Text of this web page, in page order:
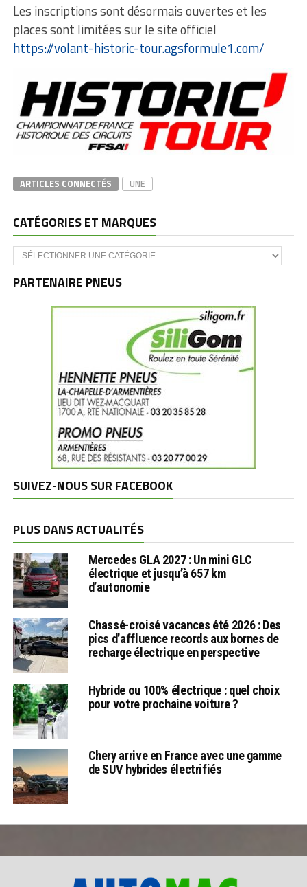
Les inscriptions sont désormais ouvertes et les
places sont limitées sur le site officiel
https://volant-historic-tour.agsformule1.com/
ARTICLES CONNECTÉS UNE
CATÉGORIES ET MARQUES
Catégories
et
PARTENAIRE PNEUS
SUIVEZ-NOUS SUR FACEBOOK
PLUS DANS ACTUALITÉS
Mercedes GLA 2027 : Un mini GLC
électrique et jusqu’à 657 km
d’autonomie
Chassé-croisé vacances été 2026 : Des
pics d’affluence records aux bornes de
recharge électrique en perspective
Hybride ou 100% électrique : quel choix
pour votre prochaine voiture ?
Chery arrive en France avec une gamme
de SUV hybrides électrifiés